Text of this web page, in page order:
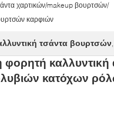
χαρτικών/makeup βουρτσών/
καρφιών
τσάντα βουρτσών,
καλλυντική
κατόχων